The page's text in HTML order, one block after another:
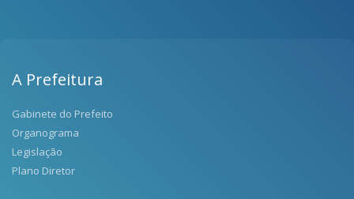
A Prefeitura
Gabinete do Prefeito
Organograma
Legislação
Plano Diretor